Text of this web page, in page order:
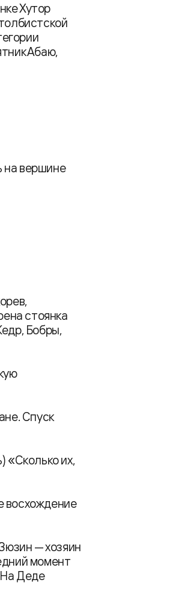
Хутор
Абаю,
на вершине
стоянка
Бобры,
Спуск
«Сколько их,
восхождение
— хозяин
момент
На Деде